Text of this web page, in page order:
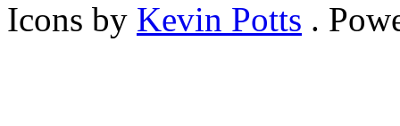
Icons by Kevin Potts .